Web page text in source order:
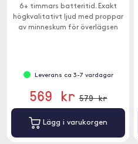
6+ timmars batteritid. Exakt
högkvalitativt ljud med proppar
av minneskum för överlägsen
Leverans ca 3-7 vardagar
569 kr 579 kr
Lägg i varukorgen